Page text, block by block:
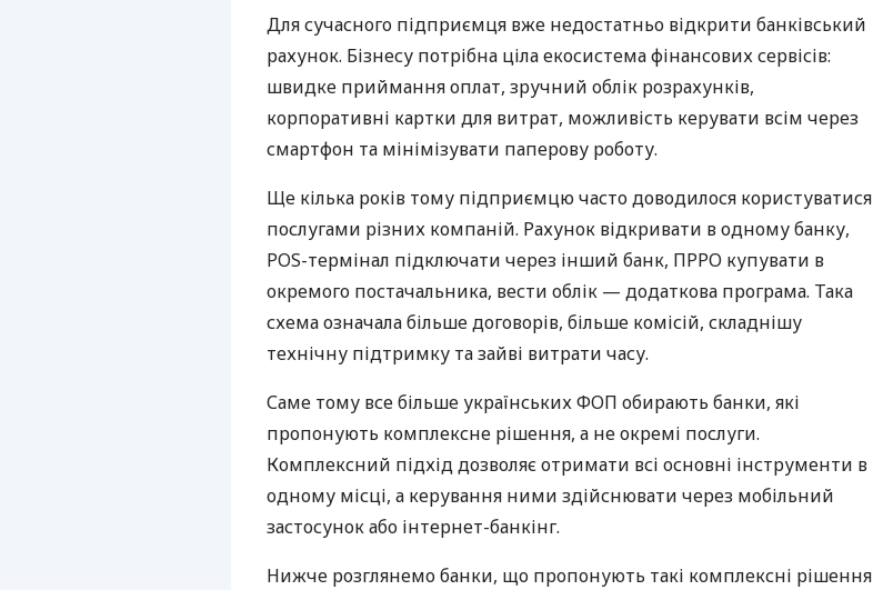
Для сучасного підприємця вже недостатньо відкрити банківський
рахунок. Бізнесу потрібна ціла екосистема фінансових сервісів:
швидке приймання оплат, зручний облік розрахунків,
корпоративні картки для витрат, можливість керувати всім через
смартфон та мінімізувати паперову роботу.
Ще кілька років тому підприємцю часто доводилося користуватися
послугами різних компаній. Рахунок відкривати в одному банку,
POS-термінал підключати через інший банк, ПРРО купувати в
окремого постачальника, вести облік — додаткова програма. Така
схема означала більше договорів, більше комісій, складнішу
технічну підтримку та зайві витрати часу.
Саме тому все більше українських ФОП обирають банки, які
пропонують комплексне рішення, а не окремі послуги.
Комплексний підхід дозволяє отримати всі основні інструменти в
одному місці, а керування ними здійснювати через мобільний
застосунок або інтернет-банкінг.
Нижче розглянемо банки, що пропонують такі комплексні рішення